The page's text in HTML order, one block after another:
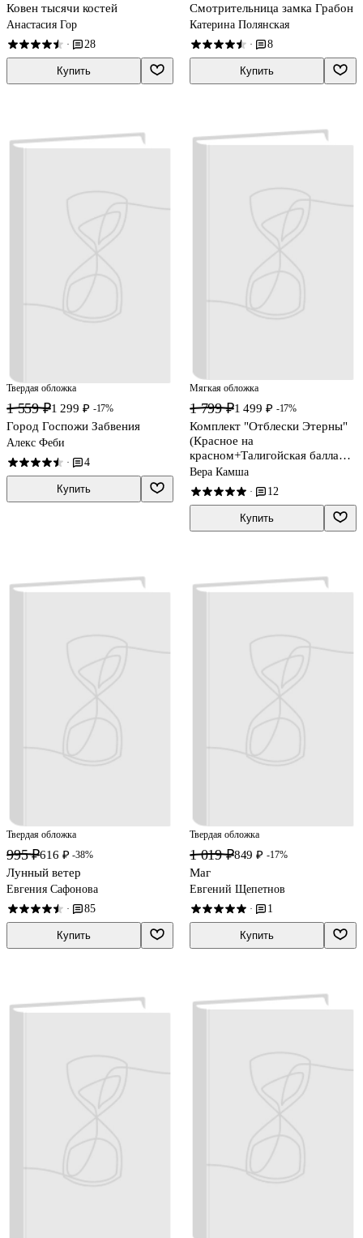
Ковен тысячи костей
Анастасия Гор
· 28
Купить
Смотрительница замка Грабон
Катерина Полянская
· 8
Купить
Твердая обложка
1 559 ₽1 299 ₽ -17%
Город Госпожи Забвения
Алекс Феби
· 4
Купить
Мягкая обложка
1 799 ₽1 499 ₽ -17%
Комплект "Отблески Этерны"
(Красное на
красном+Талигойская баллада.
Пламя Этерны)
Вера Камша
· 12
Купить
Твердая обложка
995 ₽616 ₽ -38%
Лунный ветер
Евгения Сафонова
· 85
Купить
Твердая обложка
1 019 ₽849 ₽ -17%
Маг
Евгений Щепетнов
· 1
Купить